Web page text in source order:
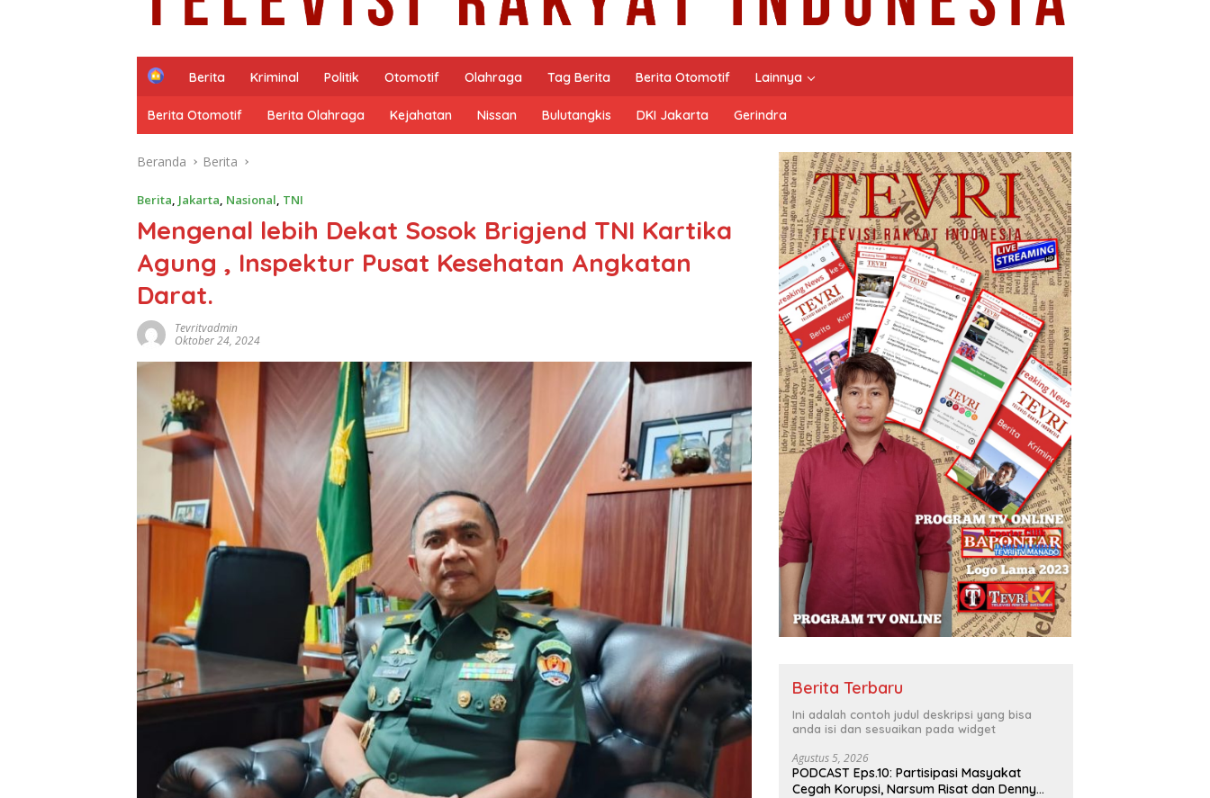
H
m
e
Berita Kriminal Politik Otomotif Olahraga Tag Berita Berita Otomotif Lainnya
Berita Otomotif Berita Olahraga Kejahatan Nissan Bulutangkis DKI Jakarta Gerindra
Beranda Berita
Berita, Jakarta, Nasional, TNI
Mengenal lebih Dekat Sosok Brigjend TNI Kartika
Agung , Inspektur Pusat Kesehatan Angkatan
Darat.
Tevritvadmin
Oktober 24, 2024
Berita Terbaru
Ini adalah contoh judul deskripsi yang bisa
anda isi dan sesuaikan pada widget
Agustus 5, 2026
PODCAST Eps.10: Partisipasi Masyakat
Cegah Korupsi, Narsum Risat dan Denny